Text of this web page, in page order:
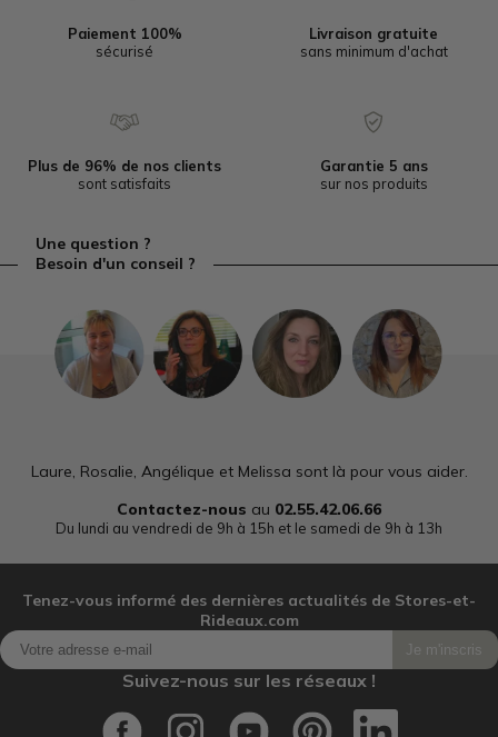
Paiement 100%
sécurisé
Livraison gratuite
sans minimum d'achat
Plus de 96% de nos clients
sont satisfaits
Garantie 5 ans
sur nos produits
Une question ?
Besoin d'un conseil ?
Laure, Rosalie, Angélique et Melissa sont là pour vous aider.
Contactez-nous au 02.55.42.06.66
Du lundi au vendredi de 9h à 15h et le samedi de 9h à 13h
Tenez-vous informé des dernières actualités de Stores-et-
Rideaux.com
Je m'inscris
Suivez-nous sur les réseaux !